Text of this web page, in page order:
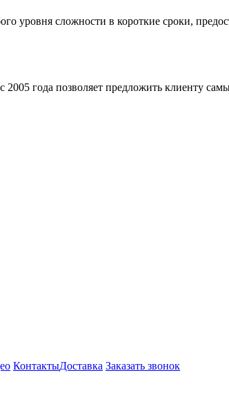
сложности в короткие сроки,
года позволяет предложить клиенту
КонтактыДоставка Заказать звонок